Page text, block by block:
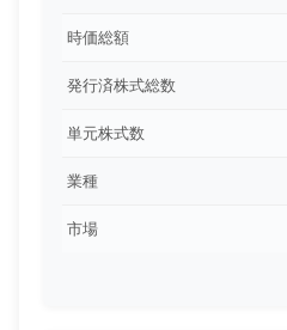
時価総額
発行済株式総数
単元株式数
業種
市場